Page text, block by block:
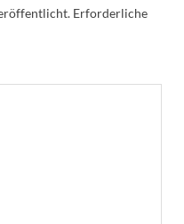
Erforderliche